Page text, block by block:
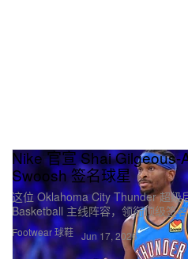
Footwear 球鞋
Nike 官宣 Shai
Swoosh 签名球星
这位 Oklahoma City Thunder 超级
Basketball 主线阵容，领衔顶级签
Jun 17, 2026